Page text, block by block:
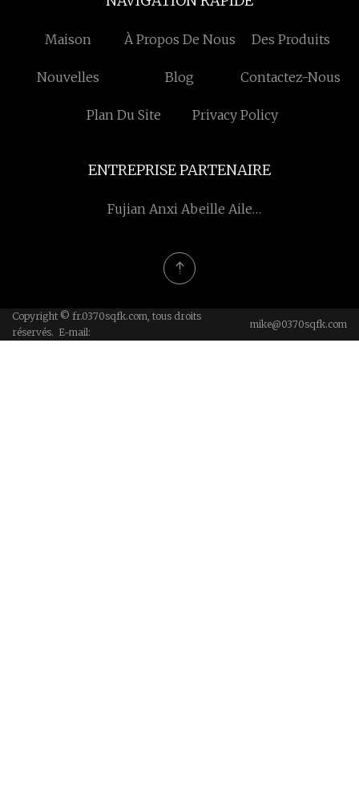
Maison À Propos De Nous Des Produits
Nouvelles Blog Contactez-Nous
Plan Du Site Privacy Policy
ENTREPRISE PARTENAIRE
Fujian Anxi Abeille Aile
Copyright © fr.0370sqfk.com, tous droits
réservés. E-mail:
mike@0370sqfk.com